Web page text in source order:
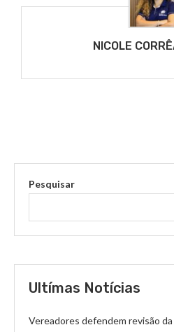
NICOLE
Pesquisar
Ultímas Notícias
Vereadores defendem revisão